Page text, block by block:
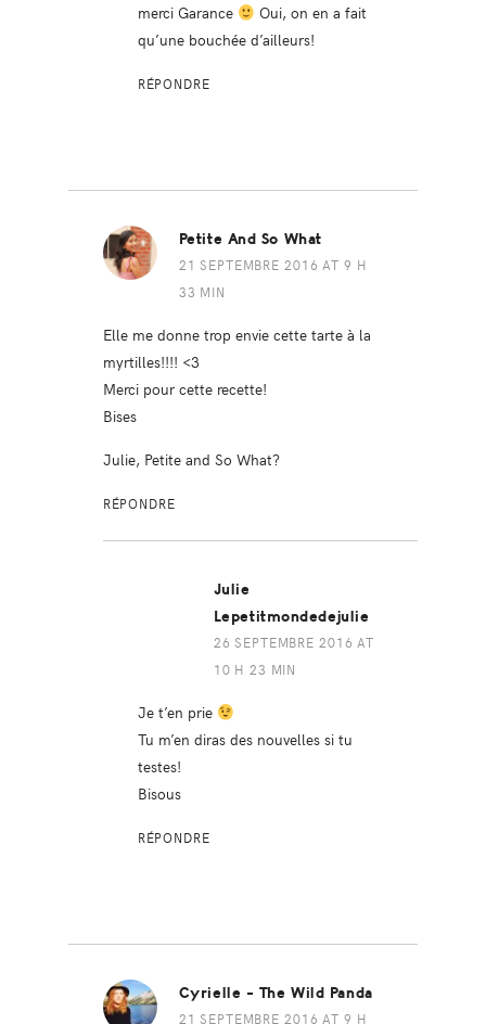
merci Garance
Oui, on en a fait
qu’une bouchée d’ailleurs!
RÉPONDRE
Petite And So What
21 SEPTEMBRE 2016 AT 9 H
33 MIN
Elle me donne trop envie cette tarte à la
myrtilles!!!! <3
Merci pour cette recette!
Bises
Julie, Petite and So What?
RÉPONDRE
Julie
Lepetitmondedejulie
26 SEPTEMBRE 2016 AT
10 H 23 MIN
Je t’en prie
Tu m’en diras des nouvelles si tu
testes!
Bisous
RÉPONDRE
Cyrielle - The Wild Panda
21 SEPTEMBRE 2016 AT 9 H